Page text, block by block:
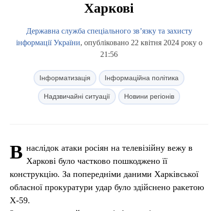
Харкові
Державна служба спеціального зв’язку та захисту
інформації України, опубліковано 22 квітня 2024 року о
21:56
Інформатизація Інформаційна політика
Надзвичайні ситуації Новини регіонів
В наслідок атаки росіян на телевізійну вежу в
Харкові було частково пошкоджено її
конструкцію. За попередніми даними Харківської
обласної прокуратури удар було здійснено ракетою
Х-59.